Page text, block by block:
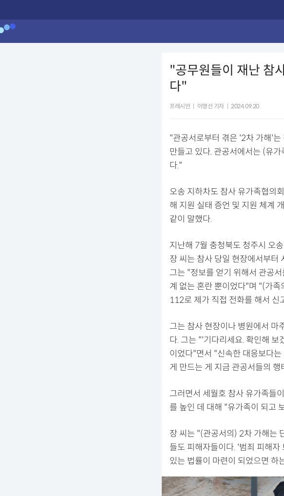
"공무원들이 재난 참
다"
프레시안 이명선 기자 2024.09.20
"관공서로부터 겪은 '2차 가해'는
만들고 있다. 관공서에서는 (유
다."
오송 지하차도 참사 유가족협의
해 지원 실태 증언 및 지원 체계
같이 말했다.
지난해 7월 충청북도 청주시 오
장 씨는 참사 당일 현장에서부터
그는 "정보를 얻기 위해서 관공
계 없는 혼란 뿐이었다"며 "(가
112로 제가 직접 전화를 해서 신
그는 참사 현장이나 병원에서 마
다. 그는 "'기다리세요. 확인해
이었다"면서 "신속한 대응보다
게 만드는 게 지금 관공서들의 행
그러면서 세월호 참사 유가족들
를 높인 데 대해 "유가족이 되고
장 씨는 "(관공서의) 2차 가해는
들도 피해자들이다. '범죄 피해
있는 법률이 마련이 되었으면 하